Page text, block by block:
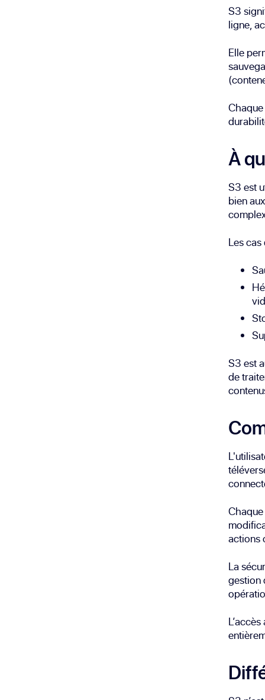
S3
ligne,
Elle
À
S3 est
bien
Les
S3 est
de
actions
La
gestion